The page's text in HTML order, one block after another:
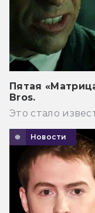
Пятая
Bros.
Это стало
Новости